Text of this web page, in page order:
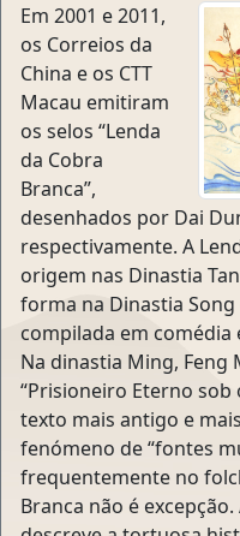
Em 2001 e 2011,
os Correios da
China e os CTT
Macau emitiram
os selos “Lenda
da Cobra
Branca”,
desenhados por Dai
respectivamente. A
origem nas Dinastia
forma na Dinastia Song
compilada em
Na dinastia Ming,
“Prisioneiro Eterno sob
texto mais antigo e
fenómeno de “fontes
frequentemente no
Branca não é